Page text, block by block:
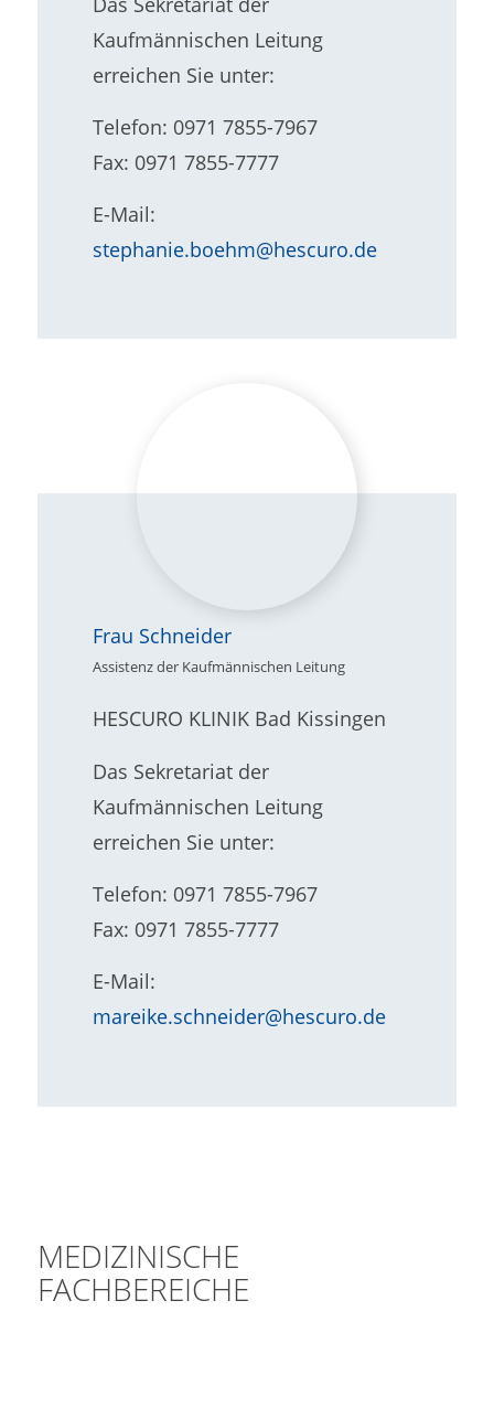
Kaufmännischen Leitung
erreichen Sie unter:
Telefon: 0971 7855-7967
Fax: 0971 7855-7777
E-Mail:
stephanie.boehm@hescuro.de
Frau Schneider
Assistenz der Kaufmännischen Leitung
HESCURO KLINIK Bad Kissingen
Das Sekretariat der
Kaufmännischen Leitung
erreichen Sie unter:
Telefon: 0971 7855-7967
Fax: 0971 7855-7777
E-Mail:
mareike.schneider@hescuro.de
MEDIZINISCHE
FACHBEREICHE